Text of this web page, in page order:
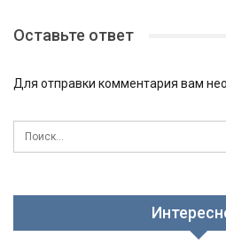
Оставьте ответ
Для отправки комментария вам